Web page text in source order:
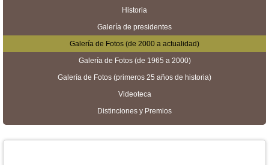
Historia
Galería de presidentes
Galería de Fotos (de 2000 a actualidad)
Galería de Fotos (de 1965 a 2000)
Galería de Fotos (primeros 25 años de historia)
Videoteca
Distinciones y Premios